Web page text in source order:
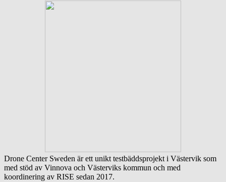
Drone Center Sweden är ett unikt testbäddsprojekt i Västervik som
med stöd av Vinnova och Västerviks kommun och med
koordinering av RISE sedan 2017.